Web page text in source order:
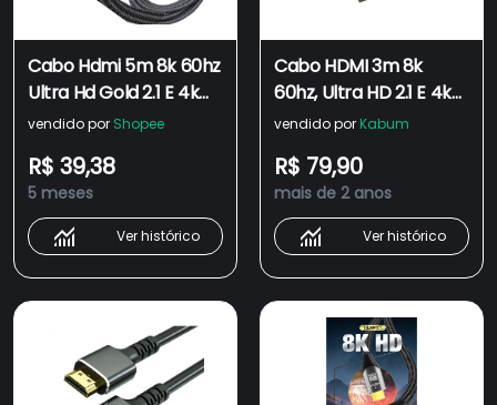
Cabo Hdmi 5m 8k 60hz
Ultra Hd Gold 2.1 E 4k
120hz 5 Metros
vendido por Shopee
R$ 39,38
5 meses
Ver histórico
Cabo HDMI 3m 8k
60hz, Ultra HD 2.1 E 4k
120hz, 3 Metros
vendido por Kabum
R$ 79,90
mais de 2 anos
Ver histórico